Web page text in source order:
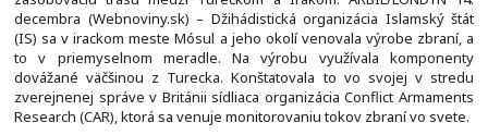
decembra (Webnoviny.sk) – Džihádistická organizácia Islamský štát
(IS) sa v irackom meste Mósul a jeho okolí venovala výrobe zbraní, a
to v priemyselnom meradle. Na výrobu využívala komponenty
dovážané väčšinou z Turecka. Konštatovala to vo svojej v stredu
zverejnenej správe v Británii sídliaca organizácia Conflict Armaments
Research (CAR), ktorá sa venuje monitorovaniu tokov zbraní vo svete.